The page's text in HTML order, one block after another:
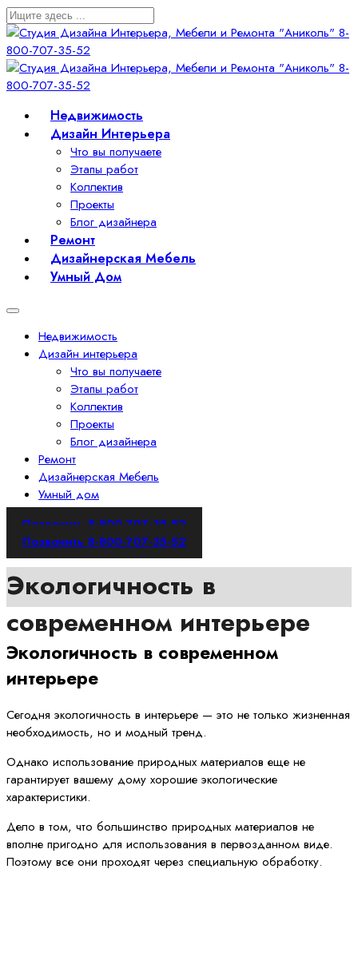
Недвижимость
Дизайн Интерьера
Что вы получаете
Этапы работ
Коллектив
Проекты
Блог дизайнера
Ремонт
Дизайнерская Мебель
Умный Дом
Недвижимость
Дизайн интерьера
Что вы получаете
Этапы работ
Коллектив
Проекты
Блог дизайнера
Ремонт
Дизайнерская Мебель
Умный дом
Позвонить 8-800-707-35-52
Позвонить 8-800-707-35-52
Экологичность в
современном интерьере
Экологичность в современном
интерьере
Сегодня экологичность в интерьере — это не только жизненная
необходимость, но и модный тренд.
Однако использование природных материалов еще не
гарантирует вашему дому хорошие экологические
характеристики.
Дело в том, что большинство природных материалов не
вполне пригодно для использования в первозданном виде.
Поэтому все они проходят через специальную обработку.